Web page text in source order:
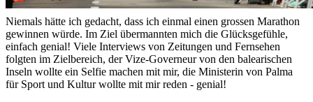
Niemals hätte ich gedacht, dass ich einmal einen grossen Marathon
gewinnen würde. Im Ziel übermannten mich die Glücksgefühle,
einfach genial! Viele Interviews von Zeitungen und Fernsehen
folgten im Zielbereich, der Vize-Governeur von den balearischen
Inseln wollte ein Selfie machen mit mir, die Ministerin von Palma
für Sport und Kultur wollte mit mir reden - genial!